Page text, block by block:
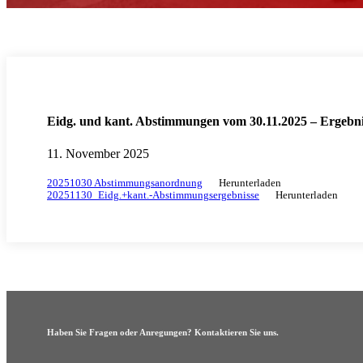
Eidg. und kant. Abstimmungen vom 30.11.2025 –
11. November 2025
20251030 Abstimmungsanordnung
Herunterladen
20251130_Eidg.+kant.-Abstimmungsergebnisse
Herunterladen
Haben Sie Fragen oder Anregungen? Kontaktieren Sie uns.